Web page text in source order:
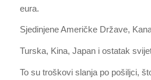
eura.
Sjedinjene Američke Države,
Turska, Kina, Japan i ostatak
To su troškovi slanja po pošiljci,